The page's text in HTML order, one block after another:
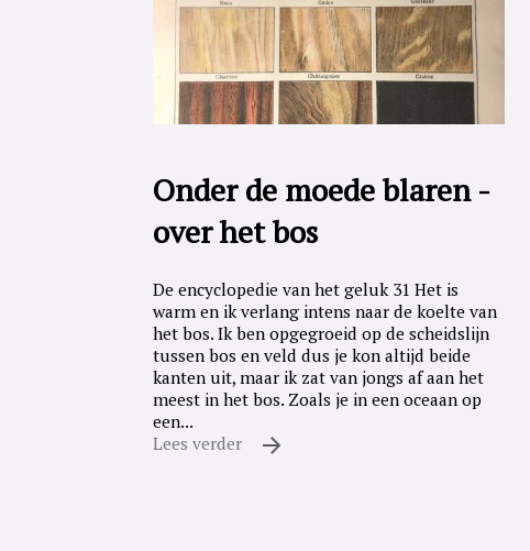
Onder de moede blaren -
over het bos
De encyclopedie van het geluk 31 Het is
warm en ik verlang intens naar de koelte van
het bos. Ik ben opgegroeid op de scheidslijn
tussen bos en veld dus je kon altijd beide
kanten uit, maar ik zat van jongs af aan het
meest in het bos. Zoals je in een oceaan op
een...
Lees verder